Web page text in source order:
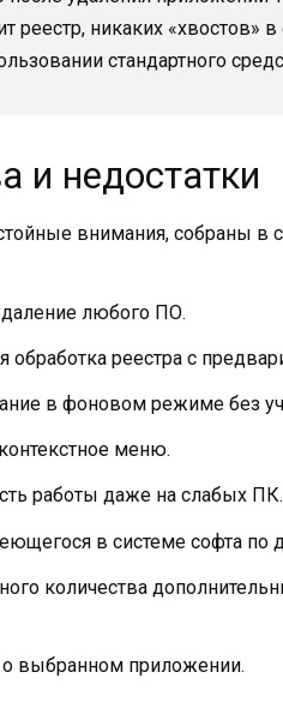
реестр, никаких «хвостов»
стандартного
и недостатки
внимания, собраны в
любого ПО.
обработка реестра с
в фоновом режиме без
меню.
работы даже на слабых ПК.
в системе софта по
количества
выбранном приложении.